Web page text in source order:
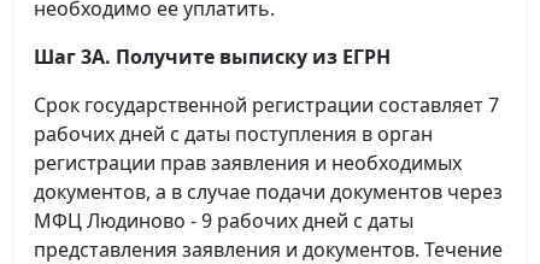
необходимо ее уплатить.
Шаг 3А. Получите выписку из ЕГРН
Срок государственной регистрации составляет 7
рабочих дней с даты поступления в орган
регистрации прав заявления и необходимых
документов, а в случае подачи документов через
МФЦ Людиново - 9 рабочих дней с даты
представления заявления и документов. Течение